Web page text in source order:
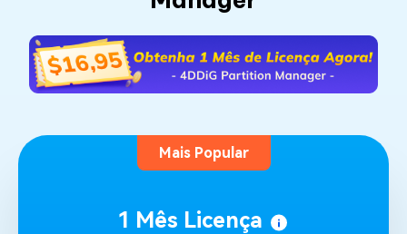
Mais Popular
1 Mês Licença